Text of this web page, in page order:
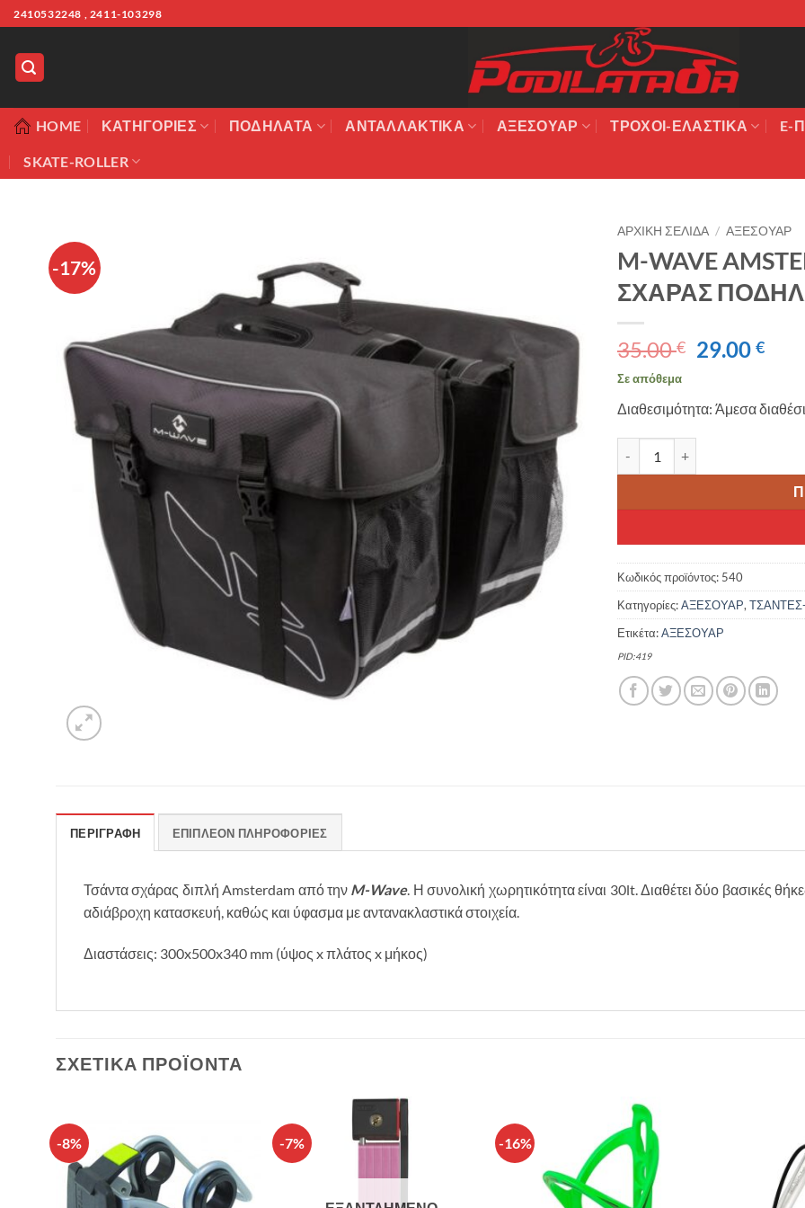
Μετάβαση
στο
περιεχόμενο
2410532248 , 2411-103298
HOME ΚΑΤΗΓΟΡΊΕΣ ΠΟΔΉΛΑΤΑ ΑΝΤΑΛΛΑΚΤΙΚΆ ΑΞΕΣΟΥΆΡ ΤΡΟΧΟΙ-ΕΛΑΣΤΙΚΑ E-
SKATE-ROLLER
-17%
ΑΡΧΙΚΉ ΣΕΛΊΔΑ / ΑΞΕΣΟΥΑΡ
M-WAVE
ΣΧΑΡΑΣ
35.00€ Original
35.00 €.
29.00€Η
Σε απόθεμα
Διαθεσιμότητα: Άμεσα
Κωδικός προϊόντος: 540
Κατηγορίες:ΑΞΕΣΟΥΑΡ,
Ετικέτα:ΑΞΕΣΟΥΑΡ
PID:419
ΠΕΡΙΓΡΑΦΉ ΕΠΙΠΛΈΟΝ ΠΛΗΡΟΦΟΡΊΕΣ
Τσάντα σχάρας διπλή Amsterdam από την M-Wave. Η συνολική χωρητικότητα είναι 30lt. Διαθέτει δύο βασικές
αδιάβροχη κατασκευή, καθώς και ύφασμα με αντανακλαστικά στοιχεία.
Διαστάσεις: 300x500x340 mm (ύψος x πλάτος x μήκος)
ΣΧΕΤΙΚΆ ΠΡΟΪΌΝΤΑ
-8%
στην λίστα
επιθυμιών
-7% -16%
Πρόσθήκη
στην λίστα
επιθυμιών